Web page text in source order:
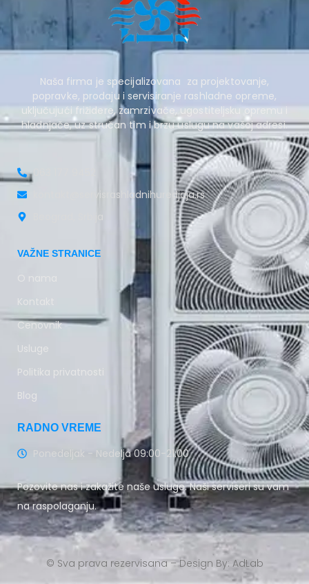
Naša firma je specijalizovana za projektovanje,
popravke, prodaju i servisiranje rashladne opreme,
uključujući frižidere, zamrzivače, ugostiteljsku opremu i
hladnjače, uz stručan tim i brzu uslugu na vašoj adresi.
kontakt@servisrashladnihuredjaja.rs
VAŽNE STRANICE
Kontakt
Cenovnik
Usluge
Politika privatnosti
Blog
RADNO VREME
Ponedeljak - Nedelja 09:00-21:00
Pozovite nas i zakažite naše usluge. Naši serviseri su vam
na raspolaganju.
© Sva prava rezervisana – Design By: AdLab